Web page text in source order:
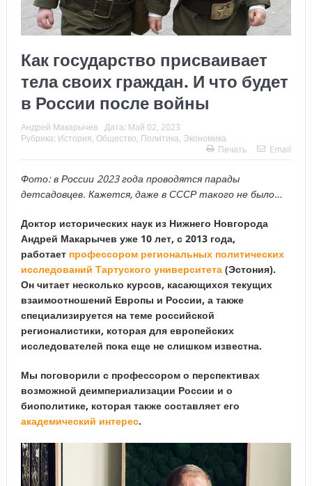
Как государство присваивает
тела своих граждан. И что будет
в России после войны
Андрей Макарычев Дата: Май 02, 2023
Рубрика: История Общество Политика Экономика
Печать
Email
Фото: в России 2023 года проводятся парады
детсадовцев. Кажется, даже в СССР такого не было…
Доктор исторических наук из Нижнего Новгорода
Андрей Макарычев уже 10 лет, с 2013 года,
работает профессором региональных политических
исследований Тартуского университета(Эстония).
Он читает несколько курсов, касающихся текущих
взаимоотношений Европы и России, а также
специализируется на теме российской
регионалистики, которая для европейских
исследователей пока еще не слишком известна.
Мы поговорили с профессором о перспективах
возможной деимпериализации России и о
биополитике, которая также составляет его
академический интерес.